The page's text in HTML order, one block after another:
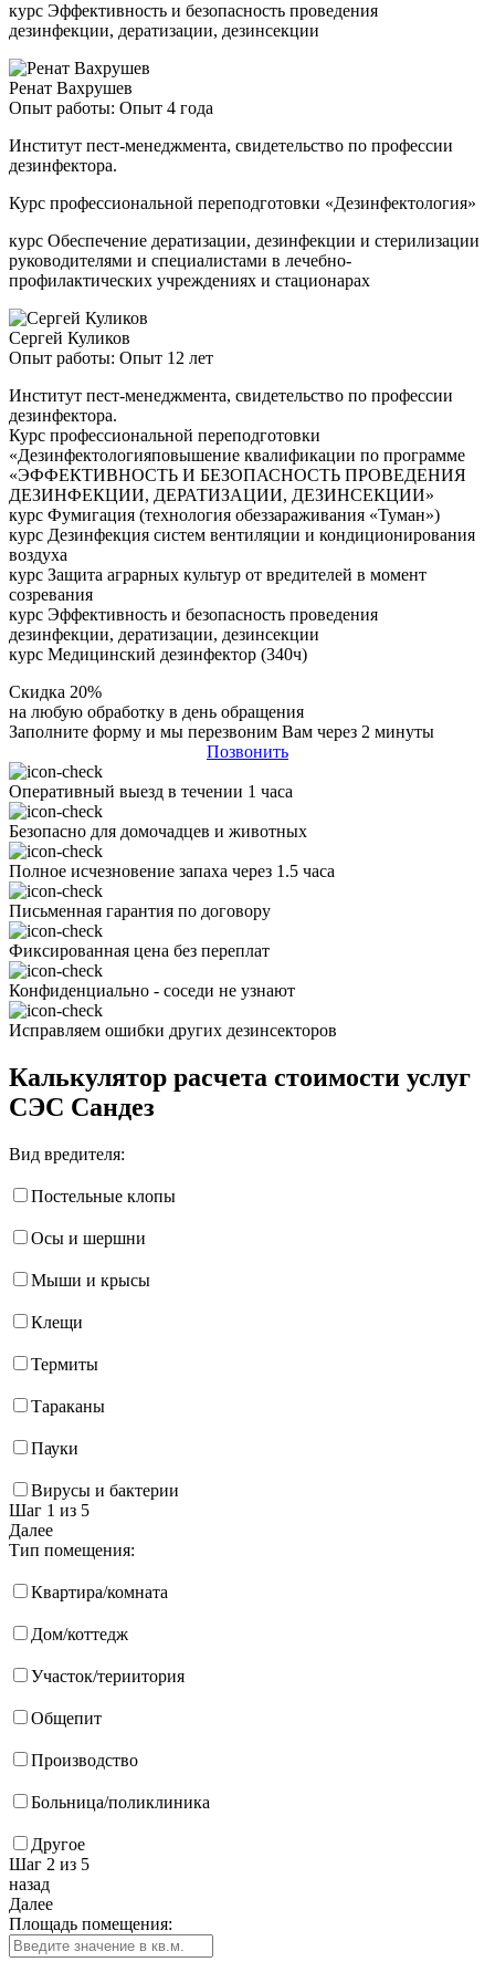
курс Эффективность и безопасность проведения
дезинфекции, дератизации, дезинсекции
Ренат Вахрушев
Опыт работы: Опыт 4 года
Институт пест-менеджмента, свидетельство по профессии
дезинфектора.
Курс профессиональной переподготовки «Дезинфектология»
курс Обеспечение дератизации, дезинфекции и стерилизации
руководителями и специалистами в лечебно-
профилактических учреждениях и стационарах
Сергей Куликов
Опыт работы: Опыт 12 лет
Институт пест-менеджмента, свидетельство по профессии
дезинфектора.
Курс профессиональной переподготовки
«Дезинфектологияповышение квалификации по программе
«ЭФФЕКТИВНОСТЬ И БЕЗОПАСНОСТЬ ПРОВЕДЕНИЯ
ДЕЗИНФЕКЦИИ, ДЕРАТИЗАЦИИ, ДЕЗИНСЕКЦИИ»
курс Фумигация (технология обеззараживания «Туман»)
курс Дезинфекция систем вентиляции и кондиционирования
воздуха
курс Защита аграрных культур от вредителей в момент
созревания
курс Эффективность и безопасность проведения
дезинфекции, дератизации, дезинсекции
курс Медицинский дезинфектор (340ч)
Скидка 20%
на любую обработку в день обращения
Заполните форму и мы перезвоним Вам через 2 минуты
Позвонить
Оперативный выезд в течении 1 часа
Безопасно для домочадцев и животных
Полное исчезновение запаха через 1.5 часа
Письменная гарантия по договору
Фиксированная цена без переплат
Конфиденциально - соседи не узнают
Исправляем ошибки других дезинсекторов
Калькулятор расчета стоимости услуг
СЭС Сандез
Вид вредителя:
Постельные клопы
Осы и шершни
Мыши и крысы
Клещи
Термиты
Тараканы
Пауки
Вирусы и бактерии
Шаг 1 из 5
Далее
Тип помещения:
Квартира/комната
Дом/коттедж
Участок/териитория
Общепит
Производство
Больница/поликлиника
Другое
Шаг 2 из 5
назад
Далее
Площадь помещения: